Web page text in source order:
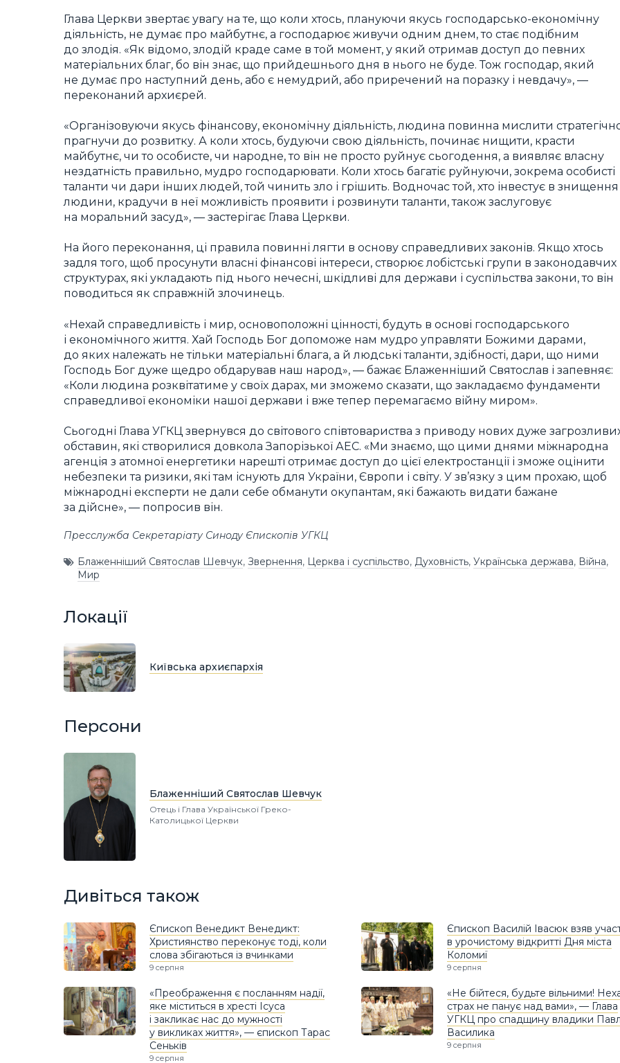
Глава Церкви звертає увагу на те, що коли хтось, плануючи якусь господарсько-економічну
діяльність, не думає про майбутнє, а господарює живучи одним днем, то стає подібним
до злодія. «Як відомо, злодій краде саме в той момент, у який отримав доступ до певних
матеріальних благ, бо він знає, що прийдешнього дня в нього не буде. Тож господар, який
не думає про наступний день, або є немудрий, або приречений на поразку і невдачу», —
переконаний архиєрей.
«Організовуючи якусь фінансову, економічну діяльність, людина повинна мислити
прагнучи до розвитку. А коли хтось, будуючи свою діяльність, починає нищити, красти
майбутнє, чи то особисте, чи народне, то він не просто руйнує сьогодення, а виявляє власну
нездатність правильно, мудро господарювати. Коли хтось багатіє руйнуючи, зокрема особисті
таланти чи дари інших людей, той чинить зло і грішить. Водночас той, хто інвестує в знищення
людини, крадучи в неї можливість проявити і розвинути таланти, також заслуговує
на моральний засуд», — застерігає Глава Церкви.
На його переконання, ці правила повинні лягти в основу справедливих законів. Якщо хтось
задля того, щоб просунути власні фінансові інтереси, створює лобістські групи в законодавчих
структурах, які укладають під нього нечесні, шкідливі для держави і суспільства закони, то він
поводиться як справжній злочинець.
«Нехай справедливість і мир, основоположні цінності, будуть в основі господарського
і економічного життя. Хай Господь Бог допоможе нам мудро управляти Божими дарами,
до яких належать не тільки матеріальні блага, а й людські таланти, здібності, дари, що ними
Господь Бог дуже щедро обдарував наш народ», — бажає Блаженніший Святослав і запевняє:
«Коли людина розквітатиме у своїх дарах, ми зможемо сказати, що закладаємо фундаменти
справедливої економіки нашої держави і вже тепер перемагаємо війну миром».
Сьогодні Глава УГКЦ звернувся до світового співтовариства з приводу нових дуже
обставин, які створилися довкола Запорізької АЕС. «Ми знаємо, що цими днями міжнародна
агенція з атомної енергетики нарешті отримає доступ до цієї електростанції і зможе оцінити
небезпеки та ризики, які там існують для України, Європи і світу. У зв’язку з цим прохаю, щоб
міжнародні експерти не дали себе обманути окупантам, які бажають видати бажане
за дійсне», — попросив він.
Пресслужба Секретаріату Синоду Єпископів УГКЦ
Блаженніший Святослав Шевчук, Звернення, Церква і суспільство, Духовність, Українська держава, Війна,
Мир
Локації
Київська архиєпархія
Персони
Блаженніший Святослав Шевчук
Отець і Глава Української Греко-
Католицької Церкви
Дивіться також
Єпископ Венедикт Венедикт:
Християнство переконує тоді, коли
слова збігаються із вчинками
9 серпня
Єпископ Василій Івасюк взяв
в урочистому відкритті Дня міста
Коломиї
9 серпня
«Преображення є посланням надії,
яке міститься в хресті Ісуса
і закликає нас до мужності
у викликах життя», — єпископ Тарас
Сеньків
9 серпня
«Не бійтеся, будьте вільними!
страх не панує над вами», — Глава
УГКЦ про спадщину владики
Василика
9 серпня